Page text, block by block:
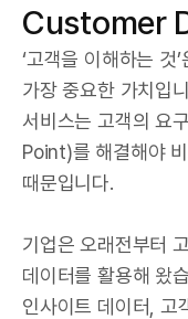
Customer
‘고객을 이해하는 것
가장 중요한 가치입
서비스는 고객의 요
Point)를 해결해야
때문입니다.
기업은 오래전부터
데이터를 활용해 왔
인사이트 데이터, 고